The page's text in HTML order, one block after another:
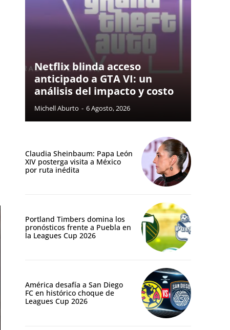
Netflix blinda acceso
anticipado a GTA VI: un
análisis del impacto y costo
Michell Aburto - 6 Agosto, 2026
Claudia Sheinbaum: Papa León
XIV posterga visita a México
por ruta inédita
Portland Timbers domina los
pronósticos frente a Puebla en
la Leagues Cup 2026
América desafía a San Diego
FC en histórico choque de
Leagues Cup 2026